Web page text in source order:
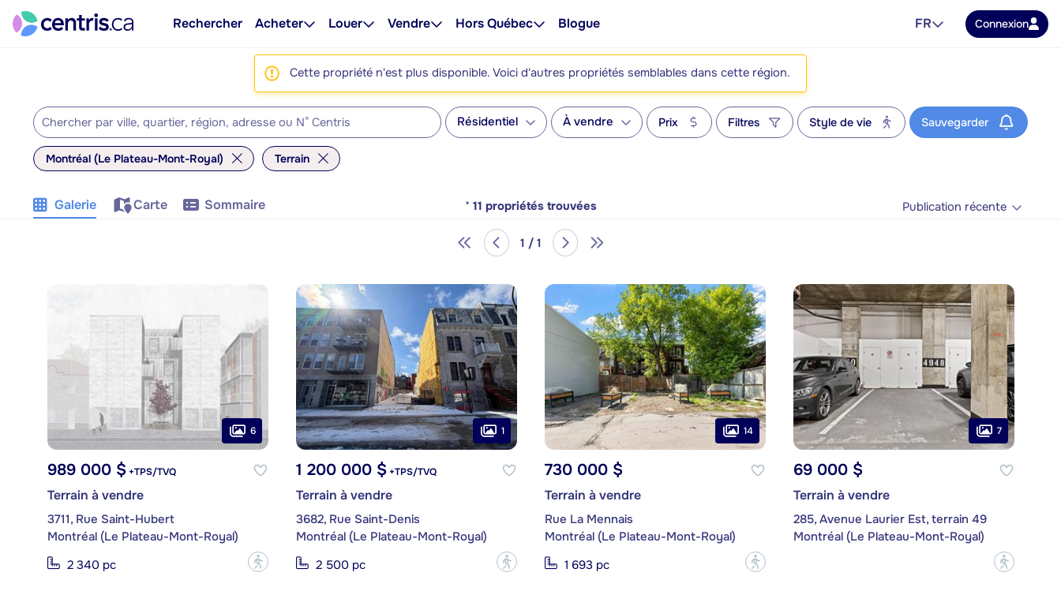
Rechercher Acheter Louer Vendre Hors Québec Blogue FR Connexion
Cette propriété n'est plus disponible. Voici d'autres propriétés semblables dans cette région.
Résidentiel À vendre Prix Filtres Style de vie Sauvegarder
Montréal (Le Plateau-Mont-Royal) Terrain
Galerie Carte Sommaire * 11 propriétés trouvées Publication récente
1 / 1
6
989 000 $+TPS/TVQ
Terrain à vendre
3711, Rue Saint-Hubert
Montréal (Le Plateau-Mont-Royal)
2 340 pc
?
1
1 200 000 $+TPS/TVQ
Terrain à vendre
3682, Rue Saint-Denis
Montréal (Le Plateau-Mont-Royal)
2 500 pc
?
14
730 000 $
Terrain à vendre
Rue La Mennais
Montréal (Le Plateau-Mont-Royal)
1 693 pc
?
7
69 000 $
Terrain à vendre
285, Avenue Laurier Est, terrain 49
Montréal (Le Plateau-Mont-Royal)
?